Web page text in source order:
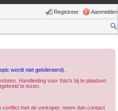
Aanmelden
Registreer
wordt niet getolereerd).
Handleiding voor foto's bij te plaatsen
te lezen.
conflict met de verkoper, neem dan contact